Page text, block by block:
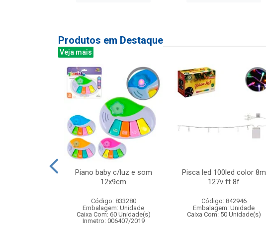
Produtos em Destaque
Veja mais
Piano baby c/luz e som
12x9cm
Código: 833280
Embalagem: Unidade
Caixa Com: 60 Unidade(s)
Inmetro: 006407/2019
Pisca led 100led color 8m
127v ft 8f
Código: 842946
Embalagem: Unidade
Caixa Com: 50 Unidade(s)